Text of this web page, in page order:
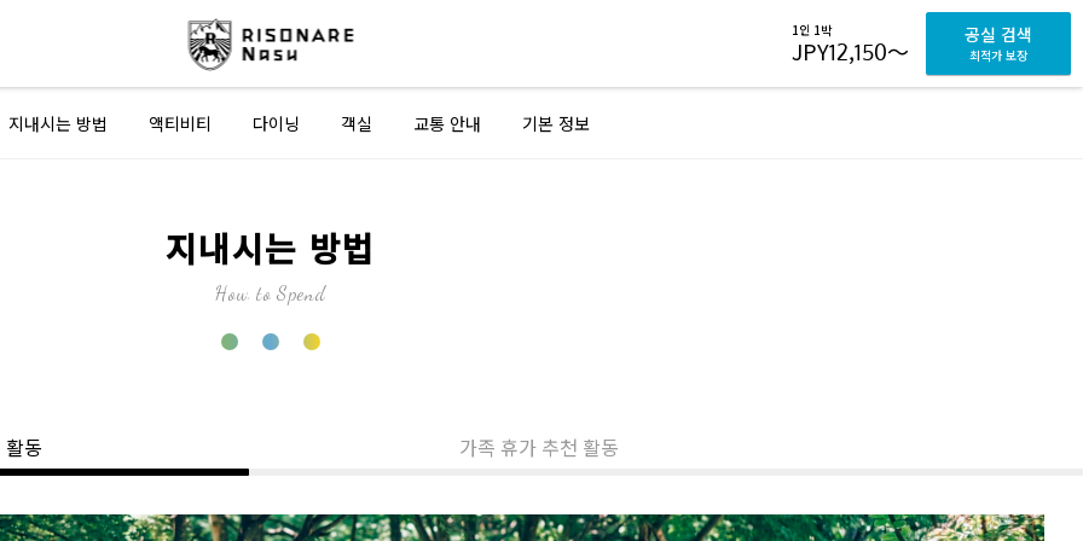
1인 1박
JPY12,150～
공실 검색
최적가 보장
지내시는 방법 액티비티 다이닝 객실 교통 안내 기본 정보
지내시는 방법
How to Spend
동 가족 휴가 추천 활동